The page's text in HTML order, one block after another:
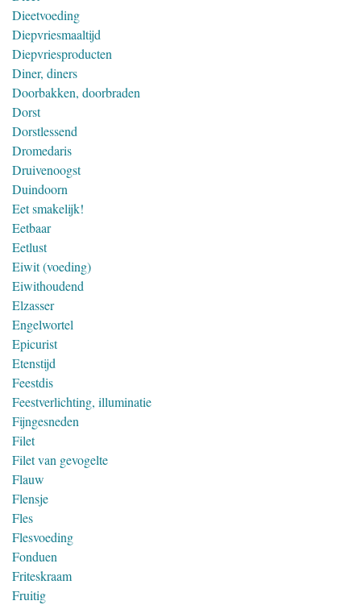
Dieetvoeding
Diepvriesmaaltijd
Diepvriesproducten
Diner, diners
Doorbakken, doorbraden
Dorst
Dorstlessend
Dromedaris
Druivenoogst
Duindoorn
Eet smakelijk!
Eetbaar
Eetlust
Eiwit (voeding)
Eiwithoudend
Elzasser
Engelwortel
Epicurist
Etenstijd
Feestdis
Feestverlichting, illuminatie
Fijngesneden
Filet
Filet van gevogelte
Flauw
Flensje
Fles
Flesvoeding
Fonduen
Friteskraam
Fruitig